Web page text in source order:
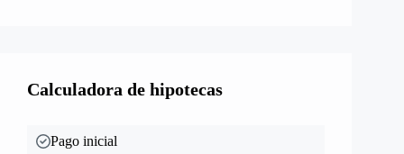
Calculadora de hipotecas
Pago inicial